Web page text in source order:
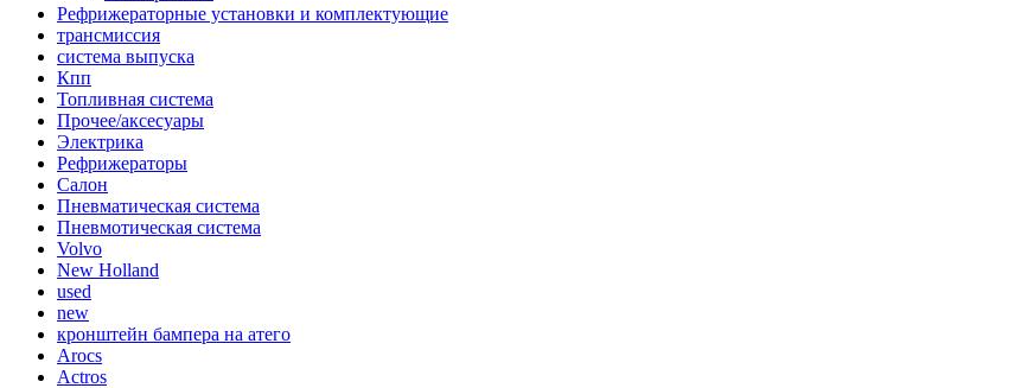
Рефрижераторные установки и комплектующие
трансмиссия
система выпуска
Кпп
Топливная система
Прочее/аксесуары
Электрика
Рефрижераторы
Салон
Пневматическая система
Пневмотическая система
Volvo
New Holland
used
new
кронштейн бампера на атего
Arocs
Actros